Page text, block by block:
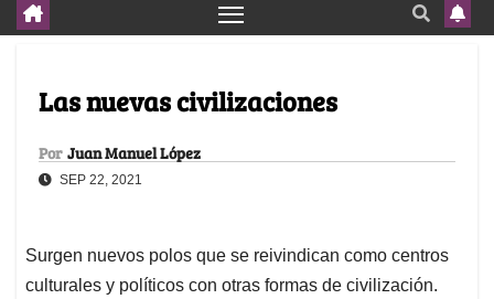
Las nuevas civilizaciones
Por Juan Manuel López
SEP 22, 2021
Surgen nuevos polos que se reivindican como centros
culturales y políticos con otras formas de civilización.